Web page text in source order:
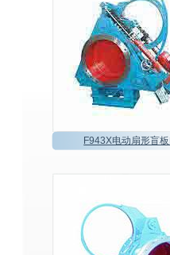
F943X电动扇形盲